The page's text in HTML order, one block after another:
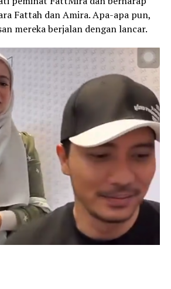
Fattah dan Amira. Apa-apa pun,
mereka berjalan dengan lancar.